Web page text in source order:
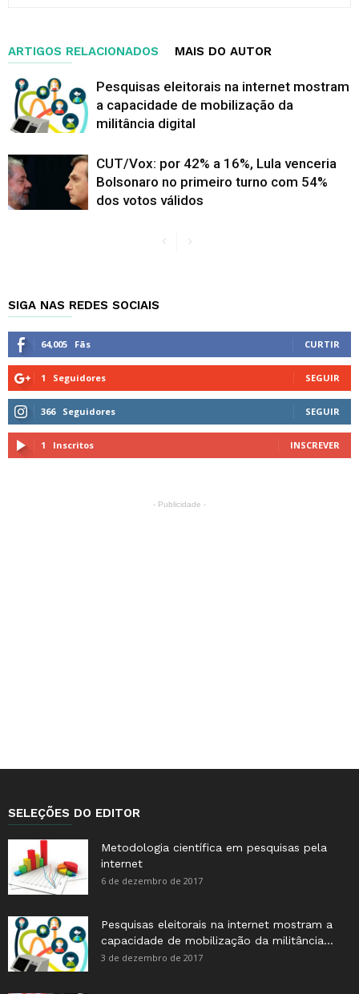
ARTIGOS RELACIONADOS MAIS DO AUTOR
Pesquisas eleitorais na internet mostram
a capacidade de mobilização da
militância digital
CUT/Vox: por 42% a 16%, Lula venceria
Bolsonaro no primeiro turno com 54%
dos votos válidos
SIGA NAS REDES SOCIAIS
64,005 Fãs CURTIR
1 Seguidores SEGUIR
366 Seguidores SEGUIR
1 Inscritos INSCREVER
- Publicidade -
SELEÇÕES DO EDITOR
Metodologia científica em pesquisas pela
internet
6 de dezembro de 2017
Pesquisas eleitorais na internet mostram a
capacidade de mobilização da militância...
3 de dezembro de 2017